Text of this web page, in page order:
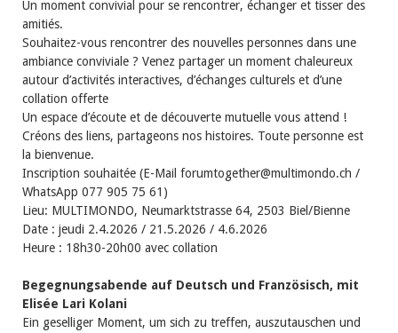
Un moment convivial pour se rencontrer, échanger et tisser des
amitiés.
Souhaitez-vous rencontrer des nouvelles personnes dans une
ambiance conviviale ? Venez partager un moment chaleureux
autour d’activités interactives, d’échanges culturels et d’une
collation offerte
Un espace d’écoute et de découverte mutuelle vous attend !
Créons des liens, partageons nos histoires. Toute personne est
la bienvenue.
Inscription souhaitée (E-Mail forumtogether@multimondo.ch /
WhatsApp 077 905 75 61)
Lieu: MULTIMONDO, Neumarktstrasse 64, 2503 Biel/Bienne
Date : jeudi 2.4.2026 / 21.5.2026 / 4.6.2026
Heure : 18h30-20h00 avec collation
Begegnungsabende auf Deutsch und Französisch, mit
Elisée Lari Kolani
Ein geselliger Moment, um sich zu treffen, auszutauschen und